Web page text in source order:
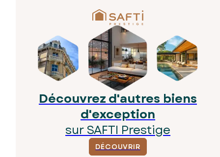
Découvrez d'autres biens
d'exception
sur SAFTI Prestige
DÉCOUVRIR